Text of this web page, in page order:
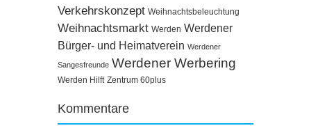
Verkehrskonzept Weihnachtsbeleuchtung
Weihnachtsmarkt Werden Werdener
Bürger- und Heimatverein Werdener
Sangesfreunde Werdener Werbering
Werden Hilft Zentrum 60plus
Kommentare